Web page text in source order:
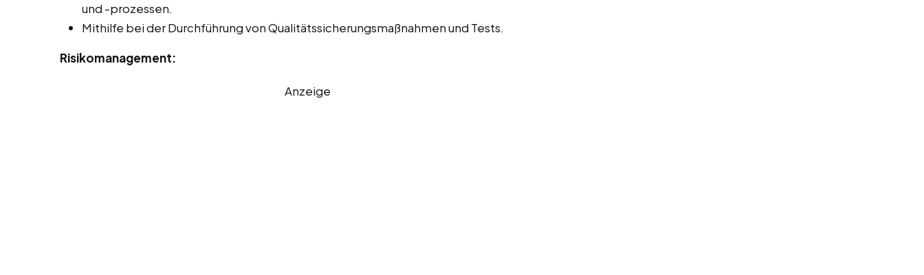
und -prozessen.
Mithilfe bei der Durchführung von Qualitätssicherungsmaßnahmen und Tests.
Risikomanagement:
Anzeige